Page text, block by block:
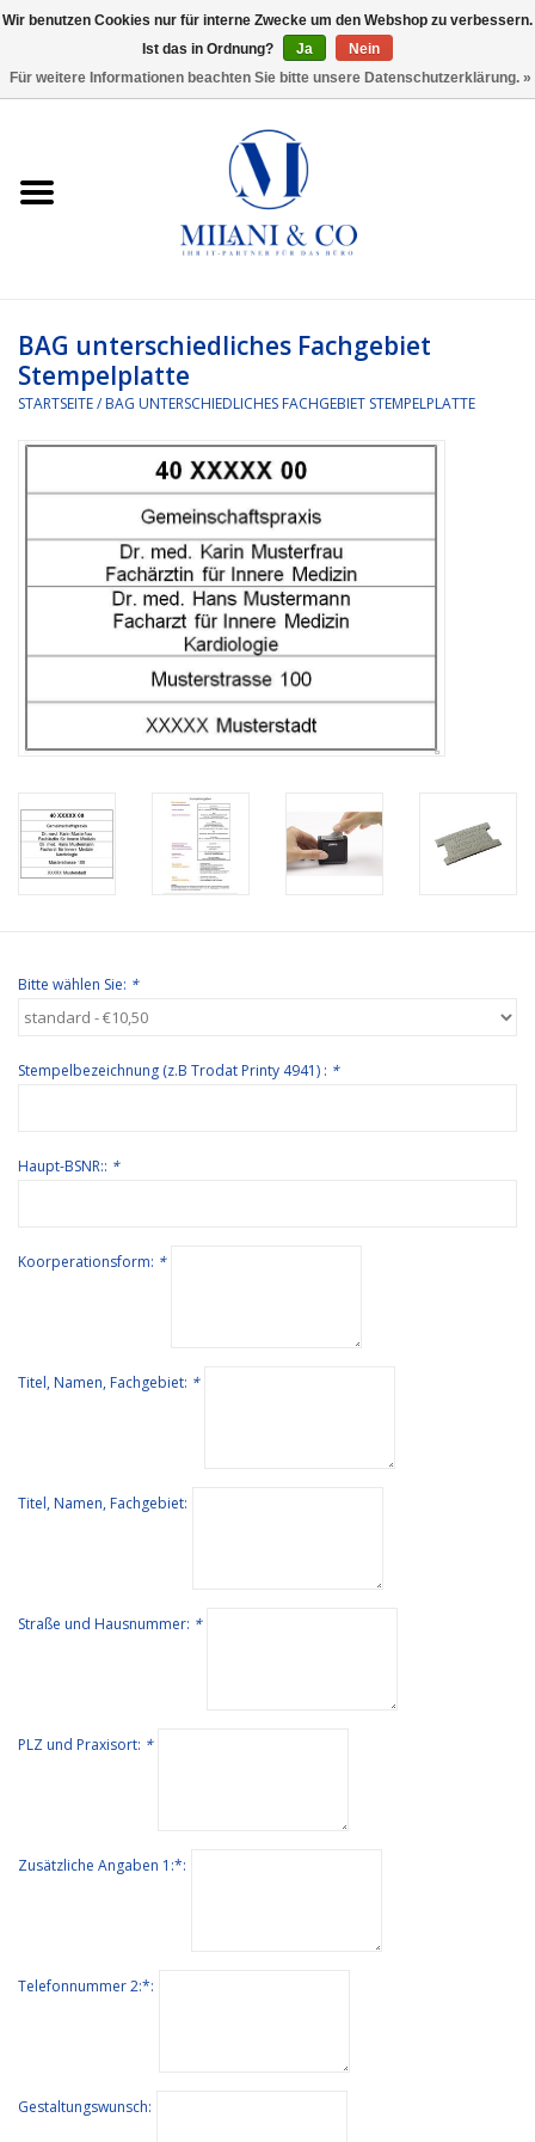
Bürobedarf
Ordnen und Registrieren
Rund um den Schreibtisch
Kleben und versenden
Bürobedarf
Druckerzubehör
BAG unterschiedliches Fachgebiet
Stempelplatte
STARTSEITE/ BAG UNTERSCHIEDLICHES FACHGEBIET STEMPELPLATTE
Bitte wählen Sie: *
Stempelbezeichnung (z.B Trodat Printy 4941) : *
Haupt-BSNR:: *
Koorperationsform: *
Titel, Namen, Fachgebiet: *
Titel, Namen, Fachgebiet:
Straße und Hausnummer: *
PLZ und Praxisort: *
Zusätzliche Angaben 1:*:
Telefonnummer 2:*:
Gestaltungswunsch:
Wir benutzen Cookies nur für interne Zwecke um den Webshop zu verbessern.
Ist das in Ordnung?
Ja
Nein
Für weitere Informationen beachten Sie bitte unsere Datenschutzerklärung. »